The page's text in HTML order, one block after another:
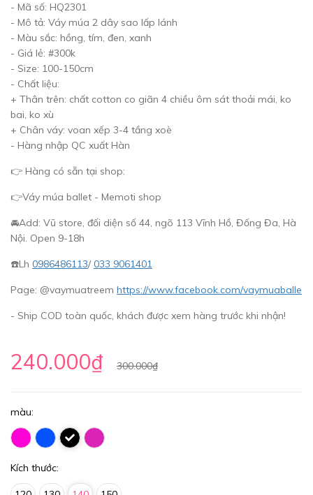
- Mã số: HQ2301
- Mô tả: Váy múa 2 dây sao lấp lánh
- Màu sắc: hồng, tím, đen, xanh
- Giá lẻ: #300k
- Size: 100-150cm
- Chất liệu:
+ Thân trên: chất cotton co giãn 4 chiều ôm sát thoải mái, ko
bai, ko xù
+ Chân váy: voan xếp 3-4 tầng xoè
- Hàng nhập QC xuất Hàn
👉 Hàng có sẵn tại shop:
👉Váy múa ballet - Memoti shop
🚘Add: Vũ store, đối diện số 44, ngõ 113 Vĩnh Hồ, Đống Đa, Hà
Nội. Open 9-18h
☎️Lh 0986486113/ 033 9061401
Page: @vaymuatreem https://www.facebook.com/vaymuaballe
- Ship COD toàn quốc, khách được xem hàng trước khi nhận!
240.000₫ 300.000₫
màu:
Kích thước: